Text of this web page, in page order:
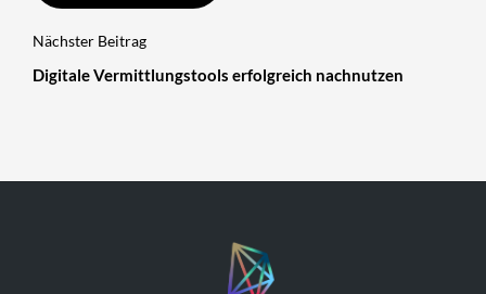
Nächster Beitrag
Digitale Vermittlungstools erfolgreich nachnutzen